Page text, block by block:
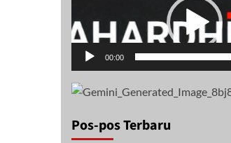
00:00
Pos-pos Terbaru